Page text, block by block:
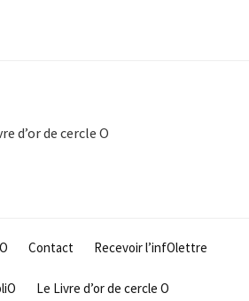
d’or de cercle O
Contact Recevoir l’infOlettre
Le Livre d’or de cercle O